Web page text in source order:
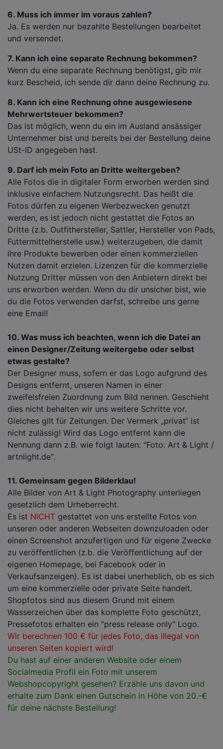
6. Muss ich immer im voraus zahlen?
Ja. Es werden nur bezahlte Bestellungen bearbeitet
und versendet.
7. Kann ich eine separate Rechnung bekommen?
Wenn du eine separate Rechnung benötigst, gib mir
kurz Bescheid, ich sende dir dann deine Rechnung zu.
8. Kann ich eine Rechnung ohne ausgewiesene
Mehrwertsteuer bekommen?
Das ist möglich, wenn du ein im Ausland ansässiger
Unternehmer bist und bereits bei der Bestellung deine
USt-ID angegeben hast.
9. Darf ich mein Foto an Dritte weitergeben?
Alle Fotos die in digitaler Form erworben werden sind
inklusive einfachem Nutzungsrecht. Das heißt die
Fotos dürfen zu eigenen Werbezwecken genutzt
werden, es ist jedoch nicht gestattet die Fotos an
Dritte (z.b. Outfithersteller, Sattler, Hersteller von Pads,
Futtermittelherstelle usw.) weiterzugeben, die damit
ihre Produkte bewerben oder einen kommerziellen
Nutzen damit erzielen. Lizenzen für die kommerzielle
Nutzung Dritter müssen von den Anbietern direkt bei
uns erworben werden. Wenn du dir unsicher bist, wie
du die Fotos verwenden darfst, schreibe uns gerne
eine Email!
10. Was muss ich beachten, wenn ich die Datei an
einen Designer/Zeitung weitergebe oder selbst
etwas gestalte?
Der Designer muss, sofern er das Logo aufgrund des
Designs entfernt, unseren Namen in einer
zweifelsfreien Zuordnung zum Bild nennen. Geschieht
dies nicht behalten wir uns weitere Schritte vor.
Gleiches gilt für Zeitungen. Der Vermerk „privat“ ist
nicht zulässig! Wird das Logo entfernt kann die
Nennung dann z.B. wie folgt lauten: "Foto: Art & Light /
artnlight.de".
11. Gemeinsam gegen Bilderklau!
Alle Bilder von Art & Light Photography unterliegen
gesetzlich dem Urheberrecht.
Es ist NICHT gestattet von uns erstellte Fotos von
unseren oder anderen Webseiten downzuloaden oder
einen Screenshot anzufertigen und für eigene Zwecke
zu veröffentlichen (z.b. die Veröffentlichung auf der
eigenen Homepage, bei Facebook oder in
Verkaufsanzeigen). Es ist dabei unerheblich, ob es sich
um eine kommerzielle oder private Seite handelt.
Shopfotos sind aus diesem Grund mit einem
Wasserzeichen über das komplette Foto geschützt,
Pressefotos erhalten ein "press release only" Logo.
Wir berechnen 100 € für jedes Foto, das illegal von
unseren Seiten kopiert wird!
Du hast auf einer anderen Website oder einem
Socialmedia Profil ein Foto mit unserem
Webshopcopyright gesehen? Erzähle uns davon und
erhalte zum Dank einen Gutschein in Höhe von 20.-€
für deine nächste Bestellung!